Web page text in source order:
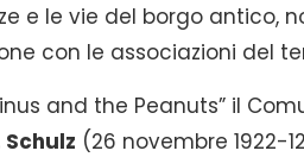
e le vie del borgo
con le associazioni del
and the Peanuts” il
Schulz (26 novembre 1922-